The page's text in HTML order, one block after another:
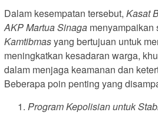
Dalam kesempatan tersebut, Kasat
AKP Martua Sinaga menyampaikan
Kamtibmasyang bertujuan untuk
meningkatkan kesadaran warga,
dalam menjaga keamanan dan
Beberapa poin penting yang
Program Kepolisian untuk